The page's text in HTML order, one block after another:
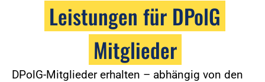
Leistungen für DPolG
Mitglieder
DPolG-Mitglieder erhalten – abhängig von den